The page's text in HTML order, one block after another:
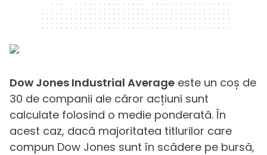
320 x 50
Dow Jones Industrial Average este un coș de
30 de companii ale căror acțiuni sunt
calculate folosind o medie ponderată. În
acest caz, dacă majoritatea titlurilor care
compun Dow Jones sunt în scădere pe bursă,